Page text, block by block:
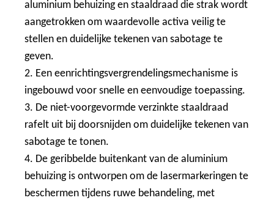
aluminium behuizing en staaldraad die strak wordt
aangetrokken om waardevolle activa veilig te
stellen en duidelijke tekenen van sabotage te
geven.
2. Een eenrichtingsvergrendelingsmechanisme is
ingebouwd voor snelle en eenvoudige toepassing.
3. De niet-voorgevormde verzinkte staaldraad
rafelt uit bij doorsnijden om duidelijke tekenen van
sabotage te tonen.
4. De geribbelde buitenkant van de aluminium
behuizing is ontworpen om de lasermarkeringen te
beschermen tijdens ruwe behandeling, met